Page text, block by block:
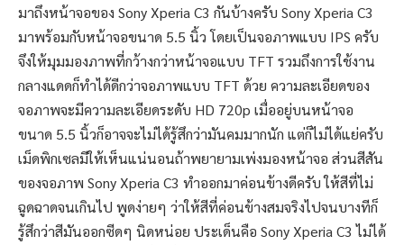
มาถึงหน้าจอของ Sony Xperia C3 กันบ้างครับ Sony Xperia C3
มาพร้อมกับหน้าจอขนาด 5.5 นิ้ว โดยเป็นจอภาพแบบ IPS ครับ
จึงให้มุมมองภาพที่กว้างกว่าหน้าจอแบบ TFT รวมถึงการใช้งาน
กลางแดดก็ทำได้ดีกว่าจอภาพแบบ TFT ด้วย ความละเอียดของ
จอภาพจะมีความละเอียดระดับ HD 720p เมื่ออยู่บนหน้าจอ
ขนาด 5.5 นิ้วก็อาจจะไม่ได้รู้สึกว่ามันคมมากนัก แต่ก็ไม่ได้แย่ครับ
เม็ดพิกเซลมีให้เห็นแน่นอนถ้าพยายามเพ่งมองหน้าจอ ส่วนสีสัน
ของจอภาพ Sony Xperia C3 ทำออกมาค่อนข้างดีครับ ให้สีที่ไม่
ฉูดฉาดจนเกินไป พูดง่ายๆ ว่าให้สีที่ค่อนข้างสมจริงไปจนบางทีก็
รู้สึกว่าสีมันออกซีดๆ นิดหน่อย ประเด็นคือ Sony Xperia C3 ไม่ได้